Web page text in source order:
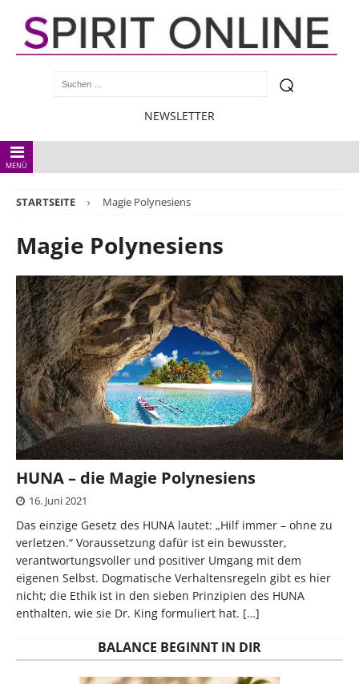
NEWSLETTER
MENÜ
STARTSEITE Magie Polynesiens
Magie Polynesiens
HUNA – die Magie Polynesiens
16. Juni 2021
Das einzige Gesetz des HUNA lautet: „Hilf immer – ohne zu
verletzen.“ Voraussetzung dafür ist ein bewusster,
verantwortungsvoller und positiver Umgang mit dem
eigenen Selbst. Dogmatische Verhaltensregeln gibt es hier
nicht; die Ethik ist in den sieben Prinzipien des HUNA
enthalten, wie sie Dr. King formuliert hat. […]
BALANCE BEGINNT IN DIR